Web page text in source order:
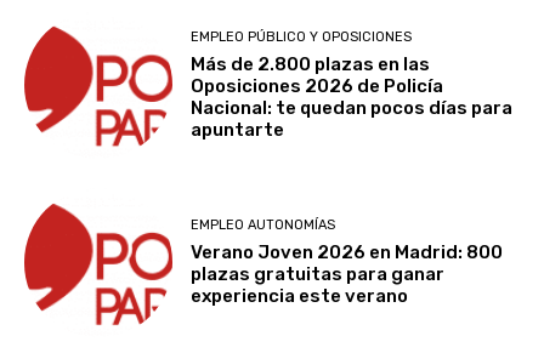
EMPLEO PÚBLICO Y OPOSICIONES
Más de 2.800 plazas en las
Oposiciones 2026 de Policía
Nacional: te quedan pocos días para
apuntarte
EMPLEO AUTONOMÍAS
Verano Joven 2026 en Madrid: 800
plazas gratuitas para ganar
experiencia este verano